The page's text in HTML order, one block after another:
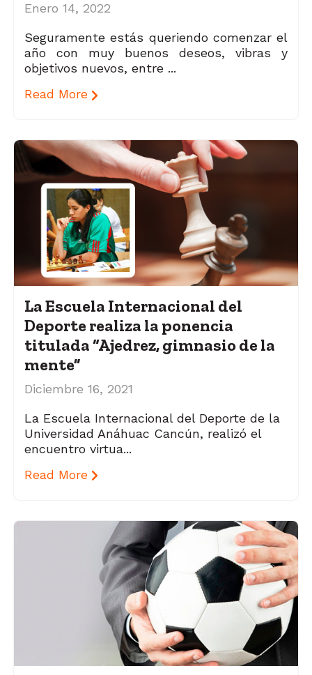
Enero 14, 2022
Seguramente estás queriendo comenzar el
año con muy buenos deseos, vibras y
objetivos nuevos, entre ...
Read More
La Escuela Internacional del
Deporte realiza la ponencia
titulada “Ajedrez, gimnasio de la
mente”
Diciembre 16, 2021
La Escuela Internacional del Deporte de la
Universidad Anáhuac Cancún, realizó el
encuentro virtua...
Read More